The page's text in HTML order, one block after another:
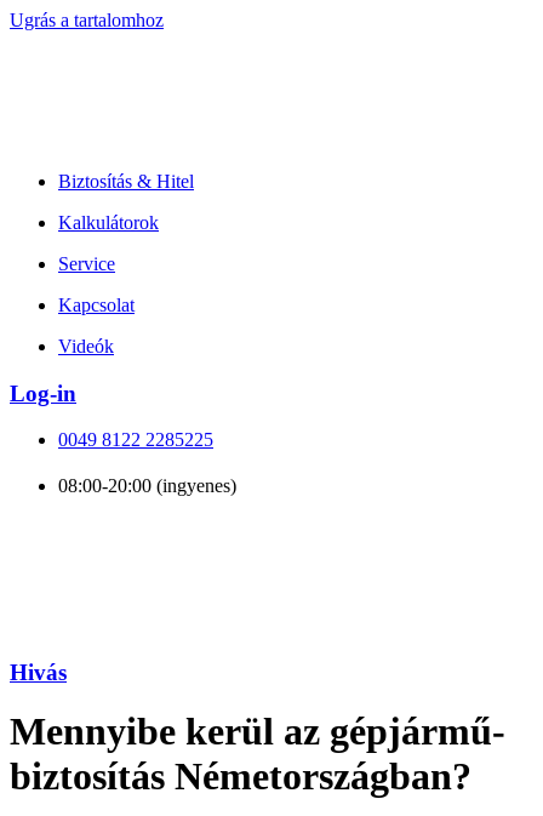
Ugrás a tartalomhoz
Biztosítás & Hitel
Kalkulátorok
Service
Kapcsolat
Videók
Log-in
0049 8122 2285225
08:00-20:00 (ingyenes)
Hivás
Mennyibe kerül az gépjármű-
biztosítás Németországban?